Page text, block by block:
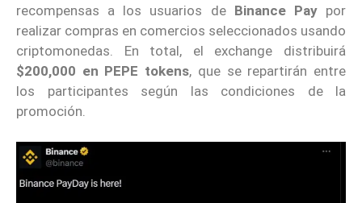
recompensas a los usuarios de Binance Paypor
realizar compras en comercios seleccionados usando
criptomonedas. En total, el exchange distribuirá
$200,000 en PEPE tokens, que se repartirán entre
los participantes según las condiciones de la
promoción.